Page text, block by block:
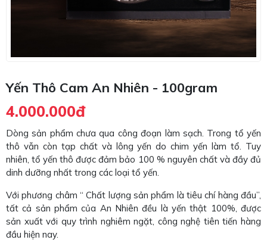
Yến Thô Cam An Nhiên - 100gram
4.000.000đ
Dòng sản phẩm chưa qua công đoạn làm sạch. Trong tổ yến
thô vẫn còn tạp chất và lông yến do chim yến làm tổ. Tuy
nhiên, tổ yến thô được đảm bảo 100 % nguyên chất và đầy đủ
dinh dưỡng nhất trong các loại tổ yến.
Với phương châm “ Chất lượng sản phẩm là tiêu chí hàng đầu”,
tất cả sản phẩm của An Nhiên đều là yến thật 100%, được
sản xuất với quy trình nghiêm ngặt, công nghệ tiên tiến hàng
đầu hiện nay.